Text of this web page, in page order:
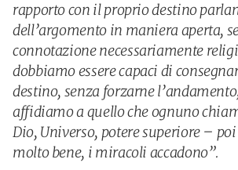
rapporto con il proprio destino
dell’argomento in maniera aperta,
connotazione necessariamente
dobbiamo essere capaci di
destino, senza forzarne
affidiamo a quello che ognuno
Dio, Universo, potere superiore – poi
molto bene, i miracoli accadono”.